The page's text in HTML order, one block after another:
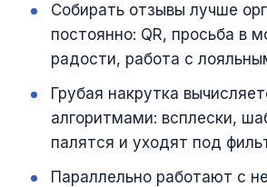
Собирать отзывы лучше
постоянно: QR, просьба в
радости, работа с
Грубая накрутка
алгоритмами: всплески,
палятся и уходят под
Параллельно работают с